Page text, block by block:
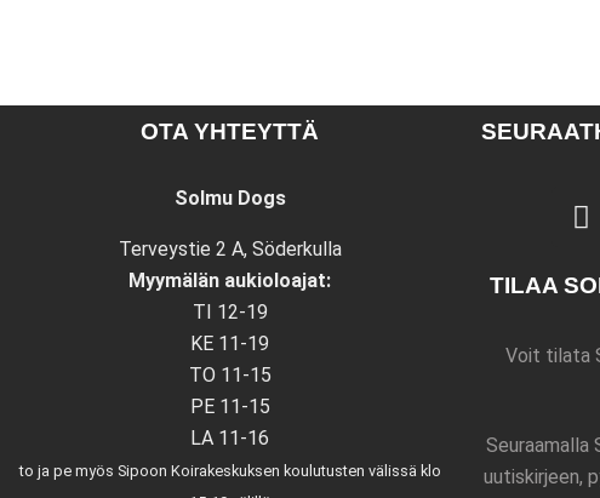
OTA YHTEYTTÄ
Solmu Dogs
Terveystie 2 A, Söderkulla
Myymälän aukioloajat:
TI 12-19
KE 11-19
TO 11-15
PE 11-15
LA 11-16
to ja pe myös Sipoon Koirakeskuksen koulutusten välissä klo
F
a
e
o
TILAA
Voit tilata
Seuraamalla
uutiskirjeen,